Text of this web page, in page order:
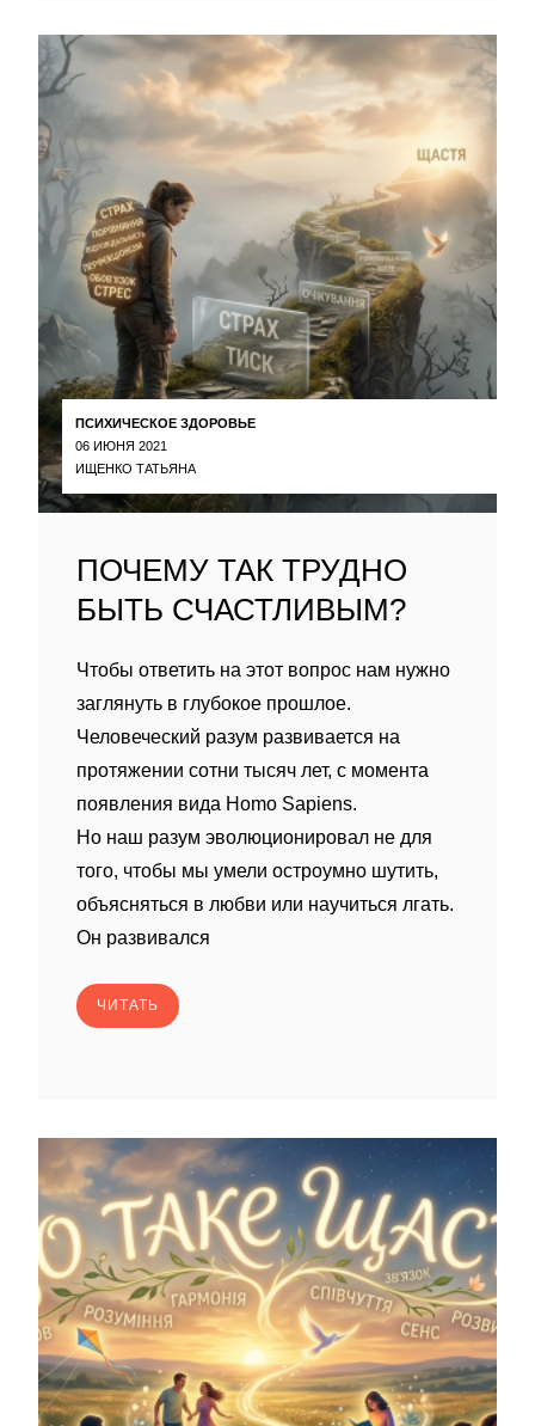
ПСИХИЧЕСКОЕ ЗДОРОВЬЕ
06 ИЮНЯ 2021
ИЩЕНКО ТАТЬЯНА
ПОЧЕМУ ТАК ТРУДНО
БЫТЬ СЧАСТЛИВЫМ?
Чтобы ответить на этот вопрос нам нужно
заглянуть в глубокое прошлое.
Человеческий разум развивается на
протяжении сотни тысяч лет, с момента
появления вида Homo Sapiens.
Но наш разум эволюционировал не для
того, чтобы мы умели остроумно шутить,
объясняться в любви или научиться лгать.
Он развивался
ЧИТАТЬ